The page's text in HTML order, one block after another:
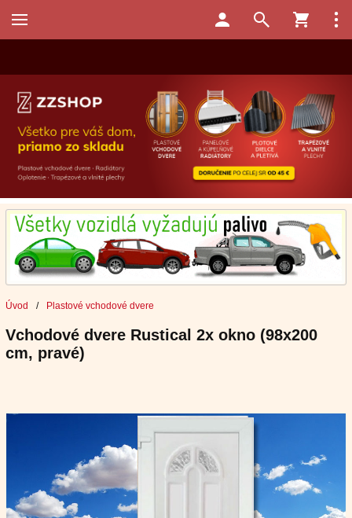
Úvod / Plastové vchodové dvere
Vchodové dvere Rustical 2x okno (98x200
cm, pravé)